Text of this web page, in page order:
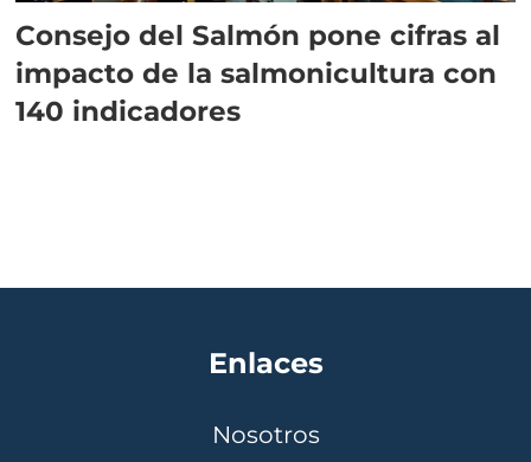
Consejo del Salmón pone cifras al
impacto de la salmonicultura con
140 indicadores
Enlaces
Nosotros